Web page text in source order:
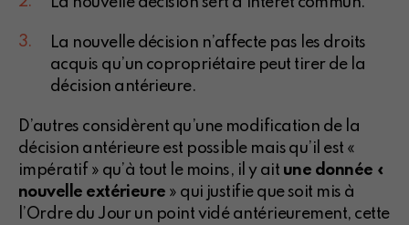
La nouvelle décision n’affecte pas les droits
acquis qu’un copropriétaire peut tirer de la
décision antérieure.
D’autres considèrent qu’une modification de la
décision antérieure est possible mais qu’il est «
impératif » qu’à tout le moins, il y ait une donnée «
nouvelle extérieure » qui justifie que soit mis à
l’Ordre du Jour un point vidé antérieurement, cette